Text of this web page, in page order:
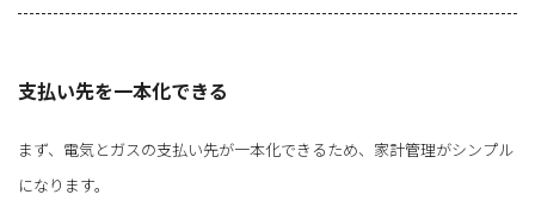
支払い先を一本化できる
まず、電気とガスの支払い先が一本化できるため、家計管理がシンプル
になります。